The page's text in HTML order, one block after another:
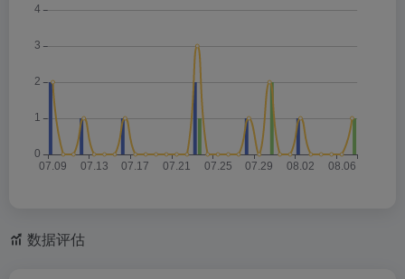
数据评估